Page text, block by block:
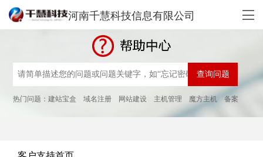
河南千慧科技信息有限公司
热门问题：建站宝盒 域名注册 网站建设 主机管理 魔方主机 备案